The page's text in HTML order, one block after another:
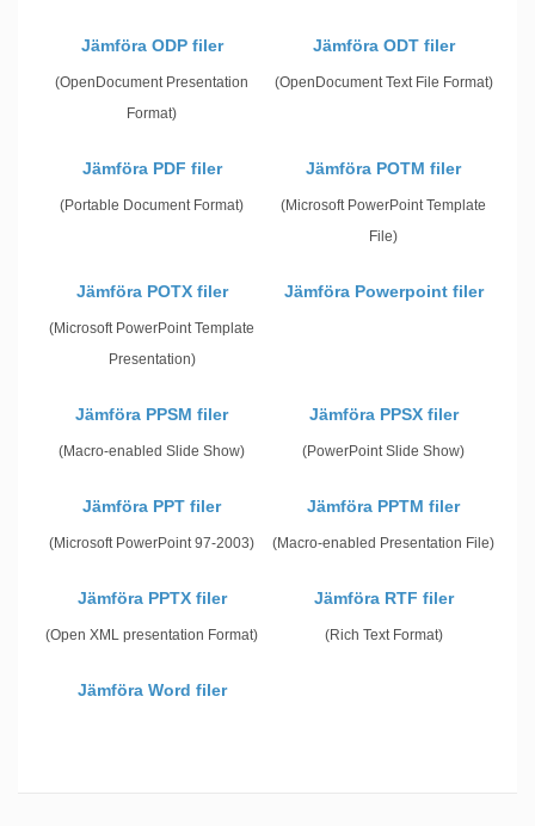
Jämföra ODP filer
(OpenDocument Presentation
Format)
Jämföra ODT filer
(OpenDocument Text File Format)
Jämföra PDF filer
(Portable Document Format)
Jämföra POTM filer
(Microsoft PowerPoint Template
File)
Jämföra POTX filer
(Microsoft PowerPoint Template
Presentation)
Jämföra Powerpoint filer
Jämföra PPSM filer
(Macro-enabled Slide Show)
Jämföra PPSX filer
(PowerPoint Slide Show)
Jämföra PPT filer
(Microsoft PowerPoint 97-2003)
Jämföra PPTM filer
(Macro-enabled Presentation File)
Jämföra PPTX filer
(Open XML presentation Format)
Jämföra RTF filer
(Rich Text Format)
Jämföra Word filer